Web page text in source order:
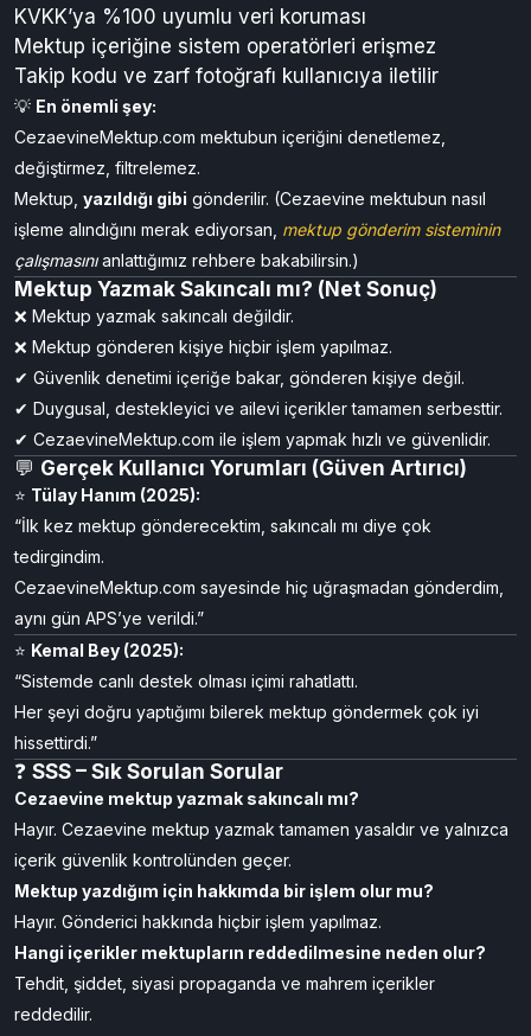
KVKK’ya %100 uyumlu veri koruması
Mektup içeriğine sistem operatörleri erişmez
Takip kodu ve zarf fotoğrafı kullanıcıya iletilir
💡 En önemli şey:
CezaevineMektup.com mektubun içeriğini denetlemez,
değiştirmez, filtrelemez.
Mektup, yazıldığı gibi gönderilir. (Cezaevine mektubun nasıl
işleme alındığını merak ediyorsan, mektup gönderim sisteminin
çalışmasınıanlattığımız rehbere bakabilirsin.)
Mektup Yazmak Sakıncalı mı? (Net Sonuç)
❌ Mektup yazmak sakıncalı değildir.
❌ Mektup gönderen kişiye hiçbir işlem yapılmaz.
✔ Güvenlik denetimi içeriğe bakar, gönderen kişiye değil.
✔ Duygusal, destekleyici ve ailevi içerikler tamamen serbesttir.
✔ CezaevineMektup.com ile işlem yapmak hızlı ve güvenlidir.
💬 Gerçek Kullanıcı Yorumları (Güven Artırıcı)
⭐ Tülay Hanım (2025):
“İlk kez mektup gönderecektim, sakıncalı mı diye çok
tedirgindim.
CezaevineMektup.com sayesinde hiç uğraşmadan gönderdim,
aynı gün APS’ye verildi.”
⭐ Kemal Bey (2025):
“Sistemde canlı destek olması içimi rahatlattı.
Her şeyi doğru yaptığımı bilerek mektup göndermek çok iyi
hissettirdi.”
❓ SSS – Sık Sorulan Sorular
Cezaevine mektup yazmak sakıncalı mı?
Hayır. Cezaevine mektup yazmak tamamen yasaldır ve yalnızca
içerik güvenlik kontrolünden geçer.
Mektup yazdığım için hakkımda bir işlem olur mu?
Hayır. Gönderici hakkında hiçbir işlem yapılmaz.
Hangi içerikler mektupların reddedilmesine neden olur?
Tehdit, şiddet, siyasi propaganda ve mahrem içerikler
reddedilir.